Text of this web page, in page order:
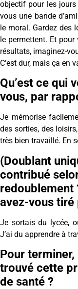
objectif pour les jours
vous une bande
le moral. Gardez des
le permettent. Et
résultats, imaginez-
C’est dur, mais ça en
Qu’est ce qui
vous, par
Je mémorise
des sorties, des
très bien travaillé. En
(Doublant
contribué
redoublement
avez-vous tiré
Je sortais du lycée,
J’ai du apprendre à
Pour
trouvé cette
de santé ?